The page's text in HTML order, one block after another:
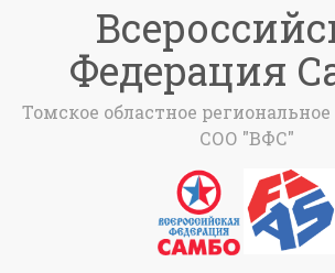
Федерация
Томское областное
СОО "ВФС"